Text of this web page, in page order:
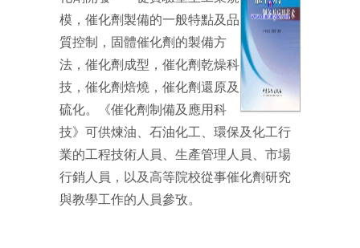
模，催化劑製備的一般特點及品
質控制，固體催化劑的製備方
法，催化劑成型，催化劑乾燥科
技，催化劑焙燒，催化劑還原及
硫化。《催化劑制備及應用科
技》可供煉油、石油化工、環保及化工行
業的工程技術人員、生產管理人員、市場
行銷人員，以及高等院校從事催化劑研究
與教學工作的人員參攷。